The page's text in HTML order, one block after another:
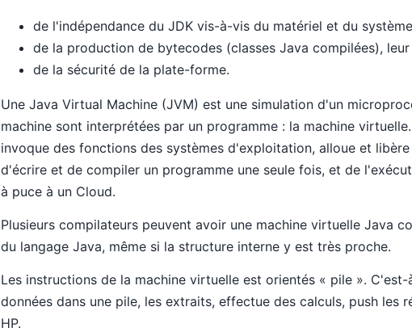
de l'indépendance du JDK vis-à-vis du matériel et du
de la production de bytecodes (classes Java compilées),
de la sécurité de la plate-forme.
Une Java Virtual Machine (JVM) est une simulation d'un
machine sont interprétées par un programme : la machine
invoque des fonctions des systèmes d'exploitation, alloue et
d'écrire et de compiler un programme une seule fois, et de
à puce à un Cloud.
Plusieurs compilateurs peuvent avoir une machine virtuelle Java
du langage Java, même si la structure interne y est très proche.
Les instructions de la machine virtuelle est orientés « pile ».
données dans une pile, les extraits, effectue des calculs, push les
HP.